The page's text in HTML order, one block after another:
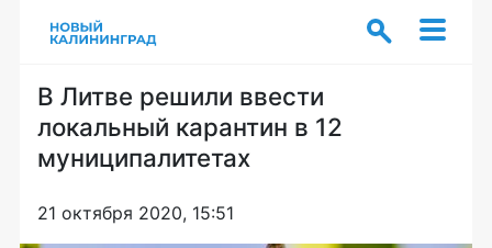
В Литве решили ввести
локальный карантин в 12
муниципалитетах
21 октября 2020, 15:51